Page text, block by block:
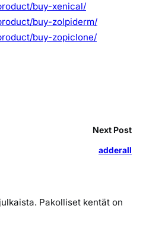
buy-xenical/
buy-zolpiderm/
buy-zopiclone/
Next Post
adderall
Pakolliset kentät on